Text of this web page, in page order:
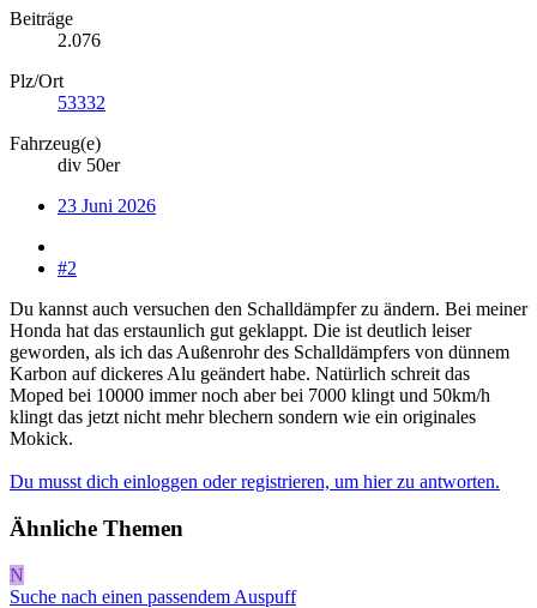
Beiträge
2.076
Plz/Ort
53332
Fahrzeug(e)
div 50er
23 Juni 2026
#2
Du kannst auch versuchen den Schalldämpfer zu ändern. Bei meiner
Honda hat das erstaunlich gut geklappt. Die ist deutlich leiser
geworden, als ich das Außenrohr des Schalldämpfers von dünnem
Karbon auf dickeres Alu geändert habe. Natürlich schreit das
Moped bei 10000 immer noch aber bei 7000 klingt und 50km/h
klingt das jetzt nicht mehr blechern sondern wie ein originales
Mokick.
Du musst dich einloggen oder registrieren, um hier zu antworten.
Ähnliche Themen
N
Suche nach einen passendem Auspuff